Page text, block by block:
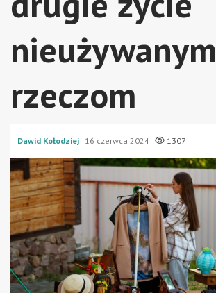
nieużywanym
rzeczom
Dawid Kołodziej 16 czerwca 2024 1307